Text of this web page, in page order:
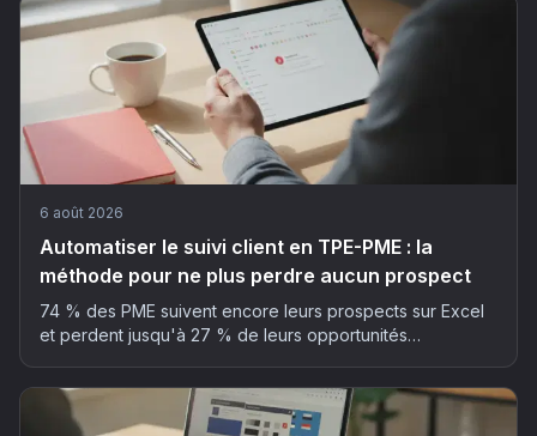
RGPD.
6 août 2026
Automatiser le suivi client en TPE-PME : la
méthode pour ne plus perdre aucun prospect
74 % des PME suivent encore leurs prospects sur Excel
et perdent jusqu'à 27 % de leurs opportunités
son suivi client sans y passer ses soirées.